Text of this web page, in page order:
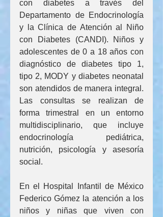
con diabetes a través del
Departamento de Endocrinología
y la Clínica de Atención al Niño
con Diabetes (CANDI). Niños y
adolescentes de 0 a 18 años con
diagnóstico de diabetes tipo 1,
tipo 2, MODY y diabetes neonatal
son atendidos de manera integral.
Las consultas se realizan de
forma trimestral en un entorno
multidisciplinario, que incluye
endocrinología pediátrica,
nutrición, psicología y asesoría
social.
En el Hospital Infantil de México
Federico Gómez la atención a los
niños y niñas que viven con